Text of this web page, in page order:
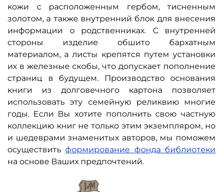
кожи с расположенным гербом, тисненным
золотом, а также внутренний блок для внесения
информации о родственниках. С внутренней
стороны изделие обшито бархатным
материалом, а листы крепятся путем установки
их в железные скобы, что допускает пополнение
страниц в будущем. Производство основания
книги из долговечного картона позволяет
использовать эту семейную реликвию многие
годы. Если Вы хотите пополнить свою частную
коллекцию книг не только этим экземпляром, но
и шедеврами знаменитых авторов, мы поможем
осуществитьформирование фонда библиотеки
на основе Ваших предпочтений.